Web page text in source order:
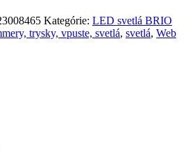
Kategórie: LED svetlá BRIO
trysky, vpuste, svetlá, svetlá, Web